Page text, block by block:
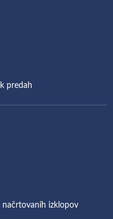
predah
načrtovanih izklopov